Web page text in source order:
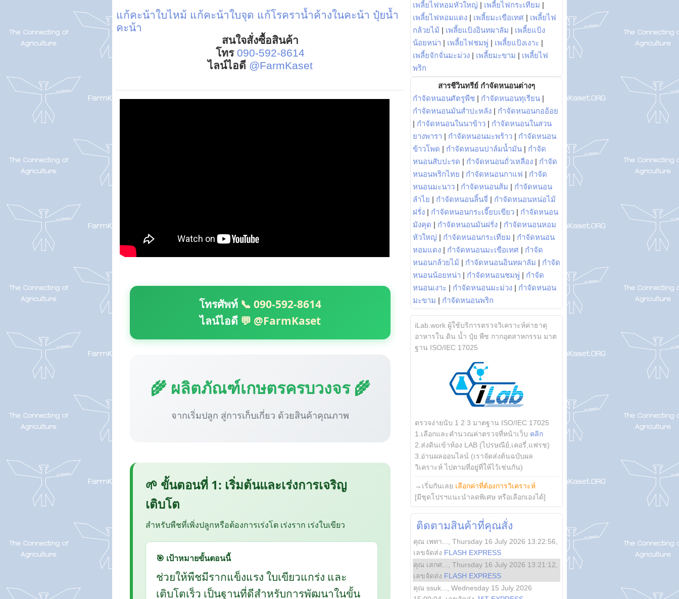
แก้คะน้าใบไหม้ แก้คะน้าใบจุด แก้โรคราน้ำค้างในคะน้า ปุ๋ยน้ำ
คะน้า
สนใจสั่งซื้อสินค้า
โทร 090-592-8614
ไลน์ไอดี @FarmKaset
โทรศัพท์ 📞 090-592-8614
ไลน์ไอดี 💬 @FarmKaset
🌾 ผลิตภัณฑ์เกษตรครบวงจร 🌾
จากเริ่มปลูก สู่การเก็บเกี่ยว ด้วยสินค้าคุณภาพ
🌱 ขั้นตอนที่ 1: เริ่มต้นและเร่งการเจริญ
เติบโต
สำหรับพืชที่เพิ่งปลูกหรือต้องการเร่งโต เร่งราก เร่งใบเขียว
🎯 เป้าหมายขั้นตอนนี้
ช่วยให้พืชมีรากแข็งแรง ใบเขียวแกร่ง และ
เติบโตเร็ว เป็นฐานที่ดีสำหรับการพัฒนาในขั้น
เพลี้ยไฟหอมหัวใหญ่ | เพลี้ยไฟกระเทียม |
เพลี้ยไฟหอมแดง | เพลี้ยมะเขือเทศ | เพลี้ยไฟ
กล้วยไม้ | เพลี้ยแป้งอินทผาลัม | เพลี้ยแป้ง
น้อยหน่า | เพลี้ยไฟชมพู่ | เพลี้ยแป้งเงาะ |
เพลี้ยจักจั่นมะม่วง | เพลี้ยมะขาม | เพลี้ยไฟ
พริก
สารชีวินทรีย์ กำจัดหนอนต่างๆ
กำจัดหนอนศัตรูพืช | กำจัดหนอนทุเรียน |
กำจัดหนอนมันสำปะหลัง | กำจัดหนอนกออ้อย
| กำจัดหนอนในนาข้าว | กำจัดหนอนในสวน
ยางพารา | กำจัดหนอนมะพร้าว | กำจัดหนอน
ข้าวโพด | กำจัดหนอนปาล์มน้ำมัน | กำจัด
หนอนสับปะรด | กำจัดหนอนถั่วเหลือง | กำจัด
หนอนพริกไทย | กำจัดหนอนกาแฟ | กำจัด
หนอนมะนาว | กำจัดหนอนส้ม | กำจัดหนอน
ลำไย | กำจัดหนอนลิ้นจี่ | กำจัดหนอนหน่อไม้
ฝรั่ง | กำจัดหนอนกระเจี๊ยบเขียว | กำจัดหนอน
มังคุด | กำจัดหนอนมันฝรั่ง | กำจัดหนอนหอม
หัวใหญ่ | กำจัดหนอนกระเทียม | กำจัดหนอน
หอมแดง | กำจัดหนอนมะเขือเทศ | กำจัด
หนอนกล้วยไม้ | กำจัดหนอนอินทผาลัม | กำจัด
หนอนน้อยหน่า | กำจัดหนอนชมพู่ | กำจัด
หนอนเงาะ | กำจัดหนอนมะม่วง | กำจัดหนอน
มะขาม | กำจัดหนอนพริก
iLab.work ผู้ใช้บริการตรวจวิเคราะห์ค่าธาตุ
อาหารใน ดิน น้ำ ปุ๋ย พืช กากอุตสาหกรรม มาต
ฐาน ISO/IEC 17025
ตรวจง่ายนับ 1 2 3 มาตฐาน ISO/IEC 17025
1.เลือกและคำนวณค่าตรวจที่หน้าเว็บ คลิก
2.ส่งดินเข้าห้อง LAB (ไปรษณีย์,เคอรี่,แฟรช)
3.อ่านผลออนไลน์ (เราจัดส่งต้นฉบับผล
วิเคราะห์ ไปตามที่อยู่ที่ให้ไว้เช่นกัน)
→เริ่มกันเลย เลือกค่าที่ต้องการวิเคราะห์
[มีชุดโปรฯแนะนำลดพิเศษ หรือเลือกเองได้]
ติดตามสินค้าที่คุณสั่ง
คุณ เพทา... Thursday 16 July 2026 13:22:56
เลขจัดส่ง FLASH EXPRESS
คุณ เสกศ...
Thursday 16 July 2026 13:21:12
เลขจัดส่ง FLASH EXPRESS
คุณ ssuk...
Wednesday 15 July 2026